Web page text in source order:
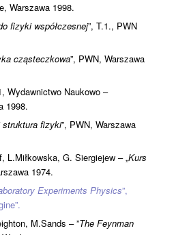
Warszawa 1998.
fizyki współczesnej”, T.1., PWN
cząsteczkowa”, PWN, Warszawa
Wydawnictwo Naukowo –
1998.
fizyki”, PWN, Warszawa
L.Miłkowska, G. Siergiejew – „Kurs
1974.
Experiments Physics”,
M.Sands – ”The Feynman